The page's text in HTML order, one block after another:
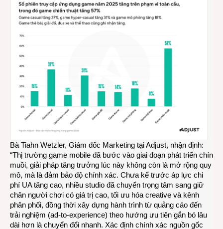
Bà Tiahn Wetzler, Giám đốc Marketing tại Adjust, nhận định:
“Thị trường game mobile đã bước vào giai đoạn phát triển chín
muồi, giải pháp tăng trưởng lúc này không còn là mở rộng quy
mô, mà là đảm bảo độ chính xác. Chưa kể trước áp lực chi
phí UA tăng cao, nhiều studio đã chuyển trọng tâm sang giữ
chân người chơi có giá trị cao, tối ưu hóa creative và kênh
phân phối, đồng thời xây dựng hành trình từ quảng cáo đến
trải nghiệm (ad-to-experience) theo hướng ưu tiên gắn bó lâu
dài hơn là chuyển đổi nhanh. Xác định chính xác nguồn gốc